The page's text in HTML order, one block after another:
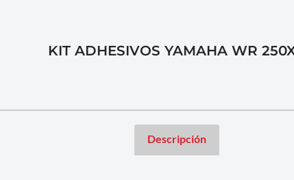
KIT ADHESIVOS YAMAHA WR
Descripción